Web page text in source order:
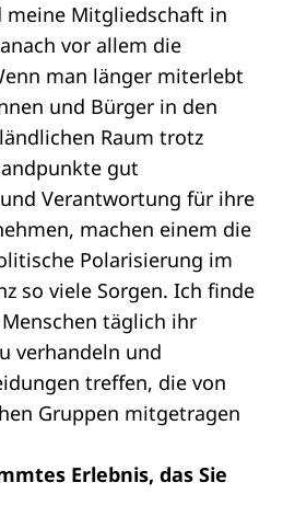
meine Mitgliedschaft in
vor allem die
man länger miterlebt
und Bürger in den
Raum trotz
gut
Verantwortung für ihre
machen einem die
Polarisierung im
so viele Sorgen. Ich finde
täglich ihr
verhandeln und
treffen, die von
Gruppen mitgetragen
Erlebnis, das Sie